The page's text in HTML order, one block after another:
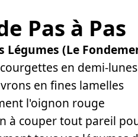
Pas à Pas
Légumes (Le
en demi-
en fines lamelles
l'oignon rouge
à couper tout pareil